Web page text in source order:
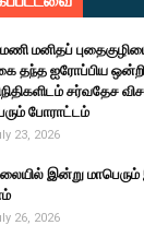
மனிதப்
தந்த ஐரோப்பிய
சர்வதேச
போராட்டம்
23, 2026
இன்று
26, 2026